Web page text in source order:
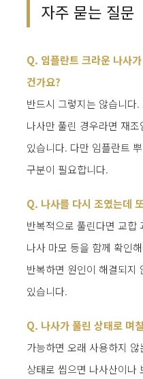
자주 묻는 질문
Q. 임플란트 크라운 나사
건가요?
반드시 그렇지는 않습니다
나사만 풀린 경우라면 재
있습니다. 다만 임플란트
구분이 필요합니다.
Q. 나사를 다시 조였는데
반복적으로 풀린다면 교합
나사 마모 등을 함께 확인
반복하면 원인이 해결되지
있습니다.
Q. 나사가 풀린 상태로 며
가능하면 오래 사용하지
상태로 씹으면 나사산이나